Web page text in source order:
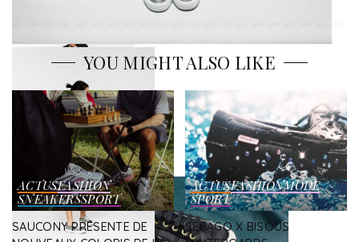
YOU MIGHT ALSO LIKE
ACTUSFASHION
SNEAKERSSPORT
SAUCONY PRÉSENTE DE
ACTUSFASHIONMODE
SPORT
SEBAGO X BISOUS